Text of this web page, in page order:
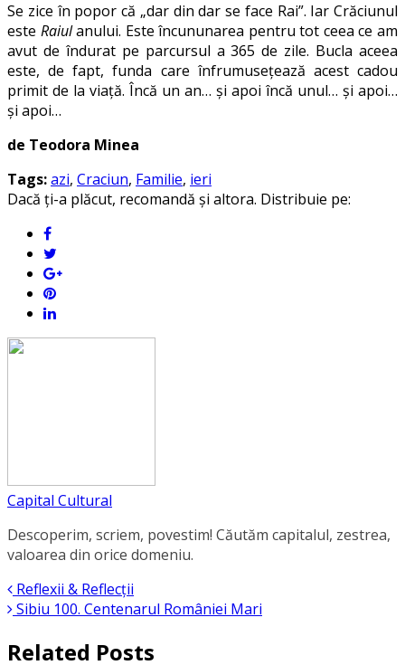
Se zice în popor că „dar din dar se face Rai”. Iar Crăciunul
este Raiulanului. Este încununarea pentru tot ceea ce am
avut de îndurat pe parcursul a 365 de zile. Bucla aceea
este, de fapt, funda care înfrumusețează acest cadou
primit de la viață. Încă un an… și apoi încă unul… și apoi…
și apoi…
de Teodora Minea
Tags:azi, Craciun, Familie, ieri
Dacă ți-a plăcut, recomandă și altora. Distribuie pe:
Capital Cultural
Descoperim, scriem, povestim! Căutăm capitalul, zestrea,
valoarea din orice domeniu.
Reflexii & Reflecții
Sibiu 100. Centenarul României Mari
Related Posts